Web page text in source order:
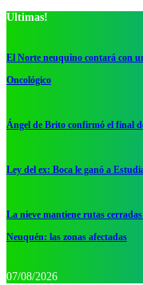
Ultimas!
El Norte neuquino contará con
Oncológico
Ángel de Brito confirmó el final
Ley del ex: Boca le ganó a
La nieve mantiene rutas
Neuquén: las zonas afectadas
07/08/2026